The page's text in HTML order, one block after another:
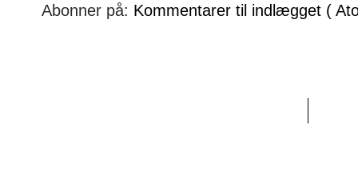
Abonner på: Kommentarer til indlægget (